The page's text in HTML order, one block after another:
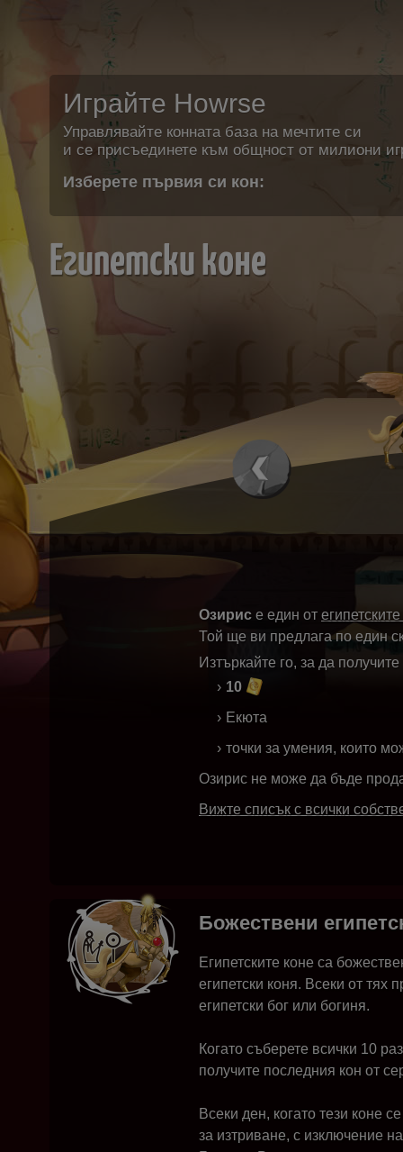
Играйте Howrse
Управлявайте конната база на мечтите си
и се присъединете към общност от милиони
Изберете първия си кон:
Египетски коне
Озирис е един от
Той ще ви предлага по един
Изтъркайте го, за да
10
Екюта
точки за умения, които
Озирис не може да бъде
Вижте списък с всички
Божествени
Египетските коне са
египетски коня. Всеки от тях
египетски бог или богиня.
Когато съберете всички 10
получите последния кон от
Всеки ден, когато тези коне
за изтриване, с изключение